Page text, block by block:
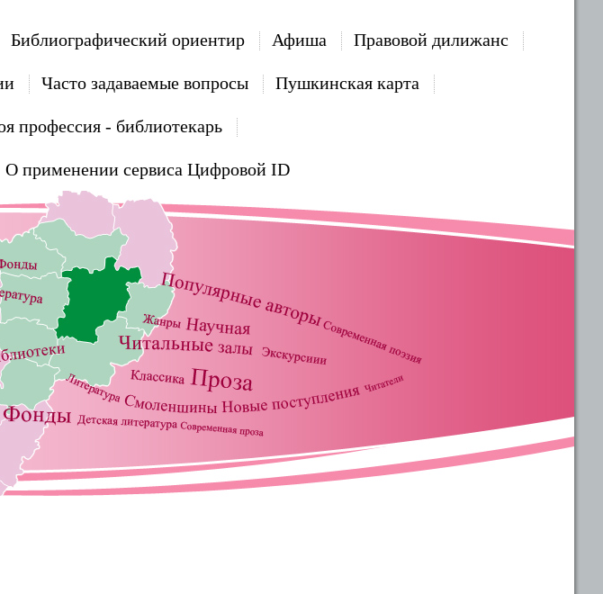
Библиографический ориентир Афиша Правовой дилижанс
Часто задаваемые вопросы Пушкинская карта
профессия - библиотекарь
О применении сервиса Цифровой ID